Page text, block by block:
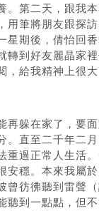
。第二天，跟我
用筆將朋友跟探
星期後，倩怡回
轉到好友麗晶家
，給我精神上很大
再躲在家了，要
。直至二千年二
重過正常人生活
安穩。本來我屬
曾彷彿聽到雷聲
聽到一點點，但